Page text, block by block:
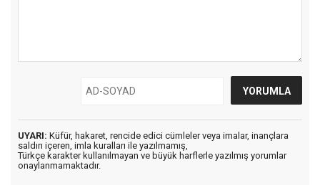
UYARI: Küfür, hakaret, rencide edici cümleler veya imalar, inançlara
saldırı içeren, imla kuralları ile yazılmamış,
Türkçe karakter kullanılmayan ve büyük harflerle yazılmış yorumlar
onaylanmamaktadır.